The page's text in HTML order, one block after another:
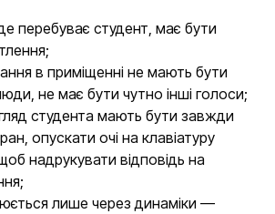
перебуває студент, має бути
в приміщенні не мають бути
не має бути чутно інші голоси;
студента мають бути завжди
опускати очі на клавіатуру
надрукувати відповідь на
лише через динаміки —